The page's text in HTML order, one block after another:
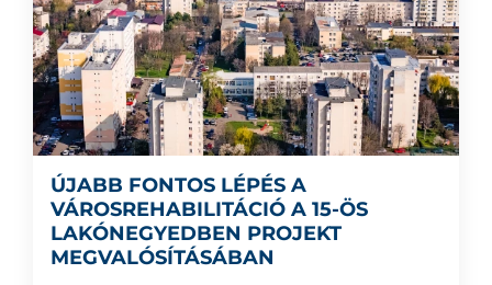
ÚJABB FONTOS LÉPÉS A
VÁROSREHABILITÁCIÓ A 15-ÖS
LAKÓNEGYEDBEN PROJEKT
MEGVALÓSÍTÁSÁBAN